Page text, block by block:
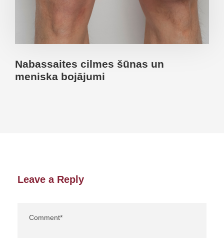
Nabassaites cilmes šūnas un
meniska bojājumi
Leave a Reply